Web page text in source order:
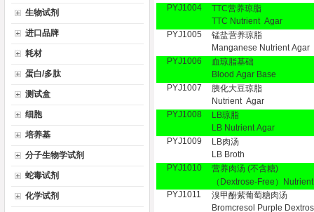
生物试剂
进口品牌
耗材
蛋白/多肽
测试盒
细胞
培养基
分子生物学试剂
蛇毒试剂
化学试剂
PYJ1004
TTC营养琼脂
TTC Nutrient Agar
PYJ1005
锰盐营养琼脂
Manganese Nutrient Agar
PYJ1006
血琼脂基础
Blood Agar Base
PYJ1007
胰化大豆琼脂
Nutrient Agar
PYJ1008
LB琼脂
LB Nutrient Agar
PYJ1009
LB肉汤
LB Broth
PYJ1010
营养肉汤 (不含糖)
（Dextrose-Free）
PYJ1011
溴甲酚紫葡萄糖肉汤
Bromcresol Purple